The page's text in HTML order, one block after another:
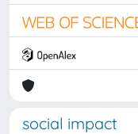
social impact